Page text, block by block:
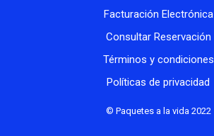
Facturación Electrónica
Consultar Reservación
Términos y condiciones
Políticas de privacidad
© Paquetes a la vida 2022